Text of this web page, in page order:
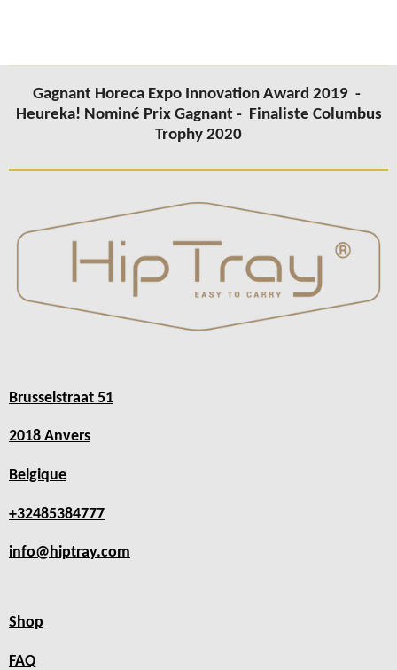
Gagnant Horeca Expo Innovation Award 2019 -
Heureka! Nominé Prix Gagnant - Finaliste Columbus
Trophy 2020
Brusselstraat 51
2018 Anvers
Belgique
+32485384777
info@hiptray.com
Shop
FAQ